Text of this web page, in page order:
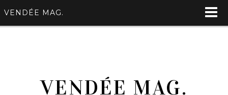
VENDÉE MAG.
VENDÉE MAG.